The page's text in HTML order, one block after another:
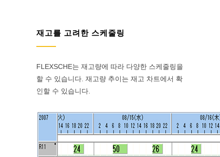
재고를 고려한 스케줄링
FLEXSCHE는 재고량에 따라 다양한 스케줄링을
할 수 있습니다. 재고량 추이는 재고 차트에서 확
인할 수 있습니다.